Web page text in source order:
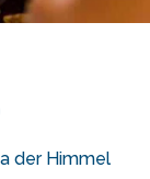
der Himmel